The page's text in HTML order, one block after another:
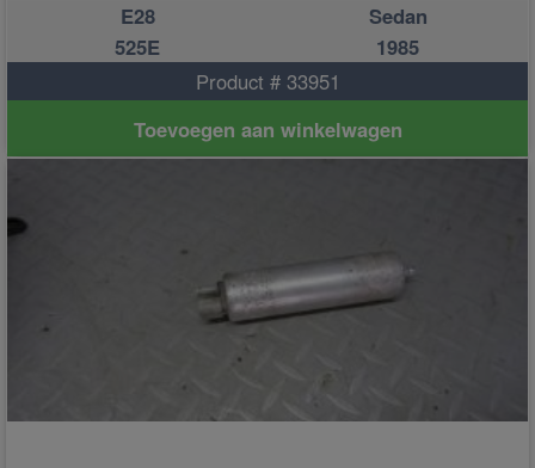
E28
Sedan
525E
1985
Product # 33951
Toevoegen aan winkelwagen